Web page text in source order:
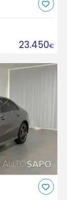
23.450€